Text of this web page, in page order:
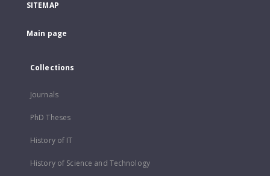
SITEMAP
Main page
Collections
Journals
PhD Theses
History of IT
History of Science and Technology